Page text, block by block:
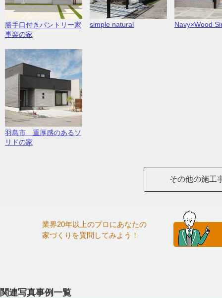
勝手口付きパントリー家
事楽の家
simple natural Navy×Wood
羽島市 重厚感のあるソ
リドの家
その他の施工
業界20年以上のプロにあなたの
家づくりを質問してみよう！
関連写真事例一覧